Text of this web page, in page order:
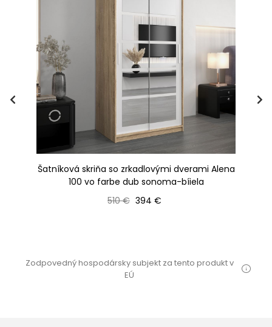
Šatníková skriňa so zrkadlovými dverami Alena
100 vo farbe dub sonoma-bíiela
Bežná cena
510 € Cena
394 €
Zodpovedný hospodársky subjekt za tento produkt v
EÚ